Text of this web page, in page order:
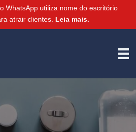
WhatsApp utiliza nome do escritório
atrair clientes. Leia mais.